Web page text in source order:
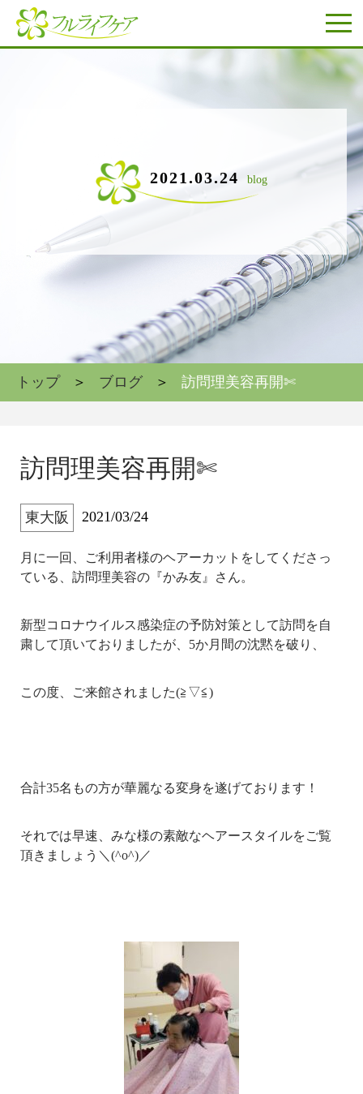
2021.03.24 blog
トップ ブログ 訪問理美容再開✄
訪問理美容再開✄
東大阪 2021/03/24
月に一回、ご利用者様のヘアーカットをしてくださっ
ている、訪問理美容の『かみ友』さん。
新型コロナウイルス感染症の予防対策として訪問を自
粛して頂いておりましたが、5か月間の沈黙を破り、
この度、ご来館されました(≧▽≦)
合計35名もの方が華麗なる変身を遂げております！
それでは早速、みな様の素敵なヘアースタイルをご覧
頂きましょう＼(^o^)／